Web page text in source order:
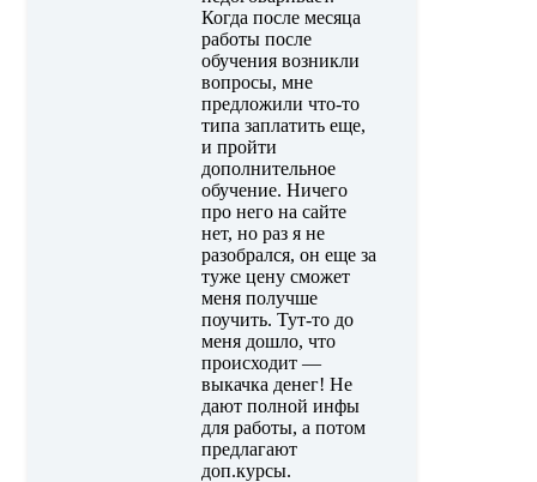
Когда после месяца
работы после
обучения возникли
вопросы, мне
предложили что-то
типа заплатить еще,
и пройти
дополнительное
обучение. Ничего
про него на сайте
нет, но раз я не
разобрался, он еще за
туже цену сможет
меня получше
поучить. Тут-то до
меня дошло, что
происходит —
выкачка денег! Не
дают полной инфы
для работы, а потом
предлагают
доп.курсы.